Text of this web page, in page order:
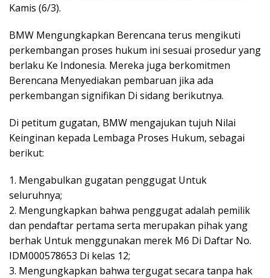
Kamis (6/3).
BMW Mengungkapkan Berencana terus mengikuti
perkembangan proses hukum ini sesuai prosedur yang
berlaku Ke Indonesia. Mereka juga berkomitmen
Berencana Menyediakan pembaruan jika ada
perkembangan signifikan Di sidang berikutnya.
Di petitum gugatan, BMW mengajukan tujuh Nilai
Keinginan kepada Lembaga Proses Hukum, sebagai
berikut:
1. Mengabulkan gugatan penggugat Untuk
seluruhnya;
2. Mengungkapkan bahwa penggugat adalah pemilik
dan pendaftar pertama serta merupakan pihak yang
berhak Untuk menggunakan merek M6 Di Daftar No.
IDM000578653 Di kelas 12;
3. Mengungkapkan bahwa tergugat secara tanpa hak